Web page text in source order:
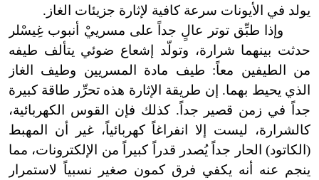
يولد في الأيونات سرعة كافية لإثارة جزيئات الغاز.
وإذا طبِّق توتر عالٍ جداً على مسرييْ أنبوب غِيسْلر
حدثت بينهما شرارة، وتولّد إشعاع ضوئي يتألف طيفه
من الطيفين معاً: طيف مادة المسريين وطيف الغاز
الذي يحيط بهما. إن طريقة الإثارة هذهتحرِّر
طاقة كبيرة
جداً في زمن قصير جداً. كذلك فإن القوس الكهربائية،
كالشرارة، ليست إلا انفراغاً كهربائياً، غير أن المهبط
(الكاتود) الحار جداً يُصدر قدراً كبيراً من الإلكترونات، مما
ينجم عنه أنه يكفي فرق كمون صغير نسبياً لاستمرار